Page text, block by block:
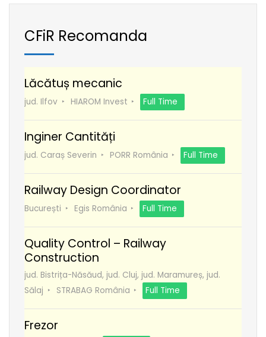
CFiR Recomanda
Lăcătuș mecanic
jud. Ilfov HIAROM Invest Full Time
Inginer Cantități
jud. Caraș Severin PORR România Full Time
Railway Design Coordinator
București Egis România Full Time
Quality Control – Railway
Construction
jud. Bistrița-Năsăud, jud. Cluj, jud. Maramureș, jud.
Sălaj
STRABAG România Full Time
Frezor